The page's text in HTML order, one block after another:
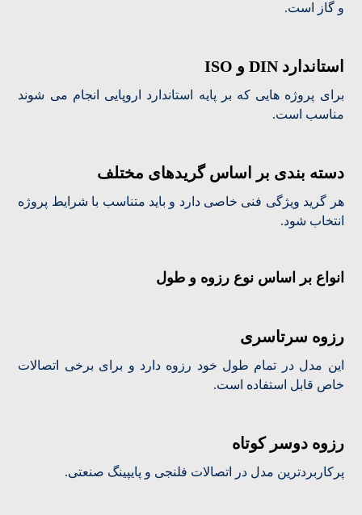
و گاز است.
استاندارد DIN و ISO
برای پروژه هایی که بر پایه استاندارد اروپایی انجام می شوند
مناسب است.
دسته بندی بر اساس گریدهای مختلف
هر گرید ویژگی فنی خاصی دارد و باید متناسب با شرایط پروژه
انتخاب شود.
انواع بر اساس نوع رزوه و طول
رزوه سرتاسری
این مدل در تمام طول خود رزوه دارد و برای برخی اتصالات
خاص قابل استفاده است.
رزوه دوسر کوتاه
پرکاربردترین مدل در اتصالات فلنجی و پایپینگ صنعتی.